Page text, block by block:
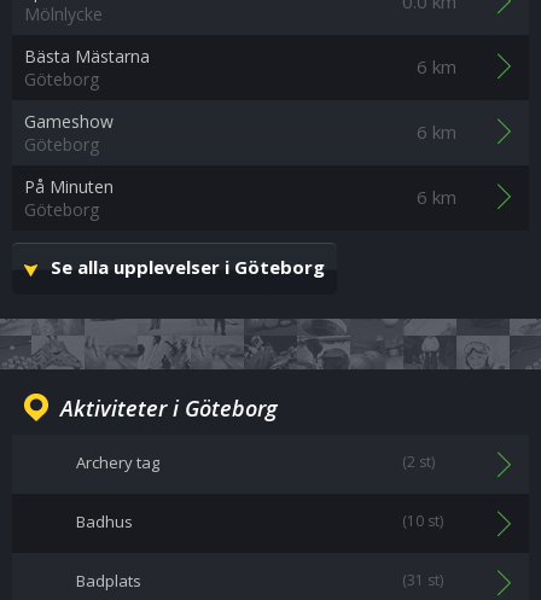
Mölnlycke
Bästa Mästarna
Göteborg
6 km
Gameshow
Göteborg
6 km
På Minuten
Göteborg
6 km
Se alla upplevelser i Göteborg
Aktiviteter i Göteborg
Archery tag (2 st)
Badhus (10 st)
Badplats (31 st)